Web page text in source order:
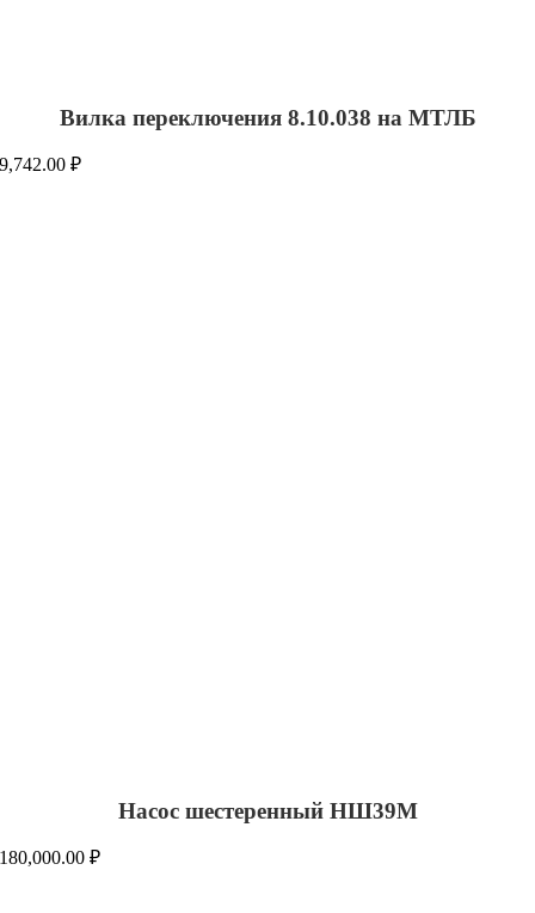
Вилка переключения 8.10.038 на МТЛБ
9,742.00₽
Насос шестеренный НШ39М
180,000.00₽